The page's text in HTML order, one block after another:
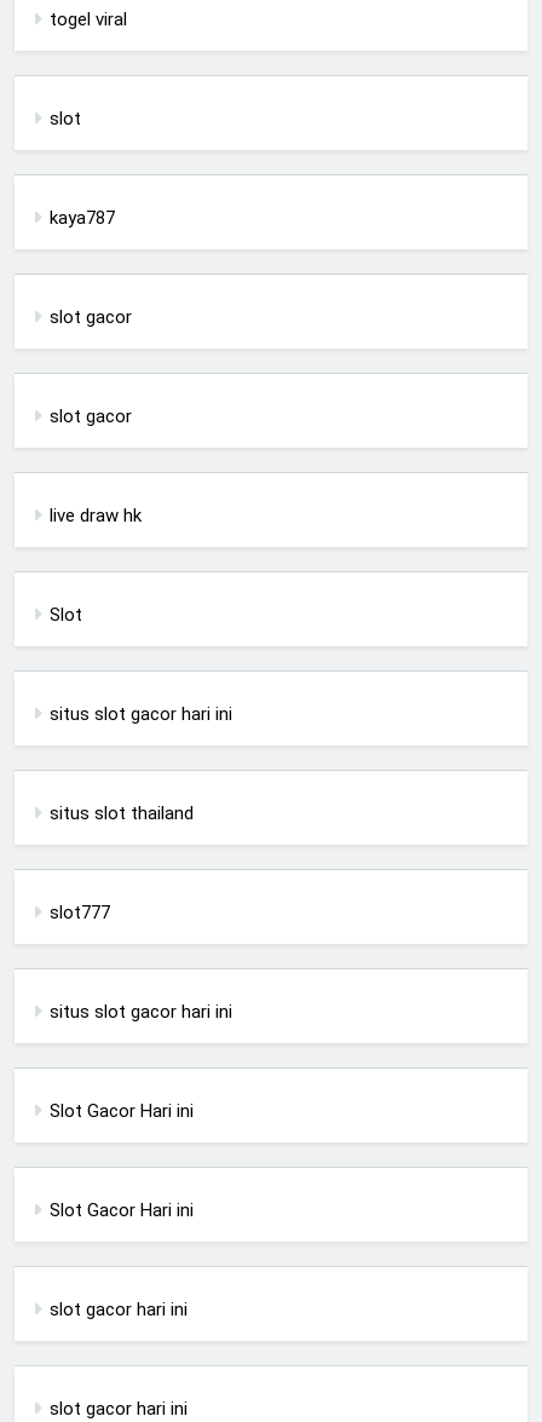
togel viral
slot
kaya787
slot gacor
slot gacor
live draw hk
Slot
situs slot gacor hari ini
situs slot thailand
slot777
situs slot gacor hari ini
Slot Gacor Hari ini
Slot Gacor Hari ini
slot gacor hari ini
slot gacor hari ini